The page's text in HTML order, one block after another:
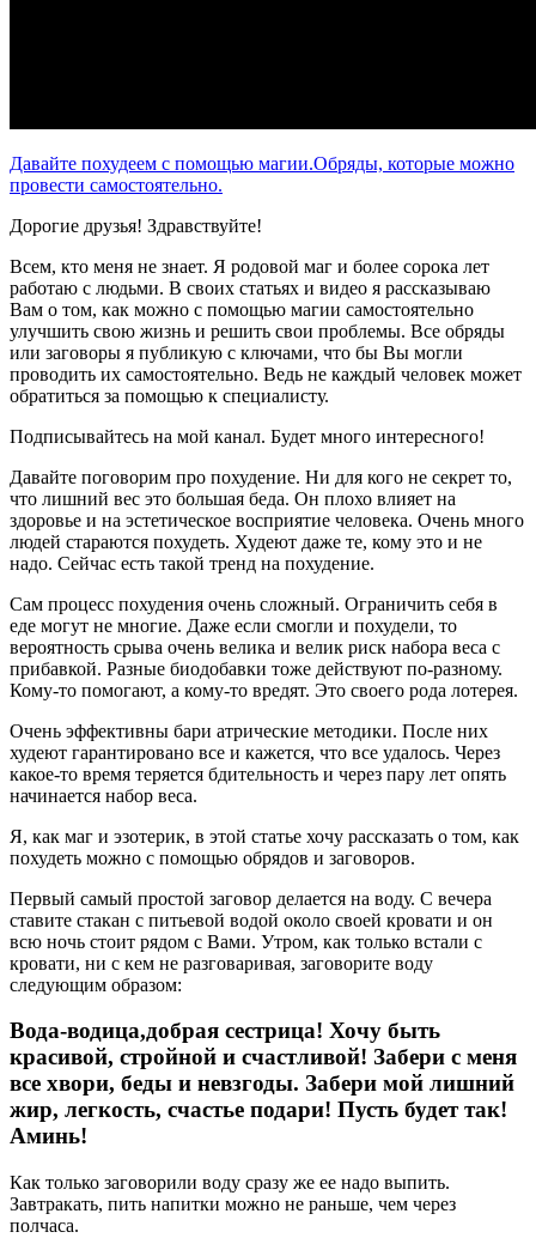
Давайте похудеем с помощью магии.Обряды, которые можно
провести самостоятельно.
Дорогие друзья! Здравствуйте!
Всем, кто меня не знает. Я родовой маг и более сорока лет
работаю с людьми. В своих статьях и видео я рассказываю
Вам о том, как можно с помощью магии самостоятельно
улучшить свою жизнь и решить свои проблемы. Все обряды
или заговоры я публикую с ключами, что бы Вы могли
проводить их самостоятельно. Ведь не каждый человек может
обратиться за помощью к специалисту.
Подписывайтесь на мой канал. Будет много интересного!
Давайте поговорим про похудение. Ни для кого не секрет то,
что лишний вес это большая беда. Он плохо влияет на
здоровье и на эстетическое восприятие человека. Очень много
людей стараются похудеть. Худеют даже те, кому это и не
надо. Сейчас есть такой тренд на похудение.
Сам процесс похудения очень сложный. Ограничить себя в
еде могут не многие. Даже если смогли и похудели, то
вероятность срыва очень велика и велик риск набора веса с
прибавкой. Разные биодобавки тоже действуют по-разному.
Кому-то помогают, а кому-то вредят. Это своего рода лотерея.
Очень эффективны бари атрические методики. После них
худеют гарантировано все и кажется, что все удалось. Через
какое-то время теряется бдительность и через пару лет опять
начинается набор веса.
Я, как маг и эзотерик, в этой статье хочу рассказать о том, как
похудеть можно с помощью обрядов и заговоров.
Первый самый простой заговор делается на воду. С вечера
ставите стакан с питьевой водой около своей кровати и он
всю ночь стоит рядом с Вами. Утром, как только встали с
кровати, ни с кем не разговаривая, заговорите воду
следующим образом:
Вода-водица,добрая сестрица! Хочу быть
красивой, стройной и счастливой! Забери с меня
все хвори, беды и невзгоды. Забери мой лишний
жир, легкость, счастье подари! Пусть будет так!
Аминь!
Как только заговорили воду сразу же ее надо выпить.
Завтракать, пить напитки можно не раньше, чем через
полчаса.